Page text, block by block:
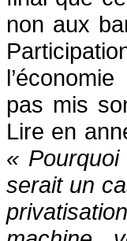
non aux
pas mis
Lire en
«
serait un